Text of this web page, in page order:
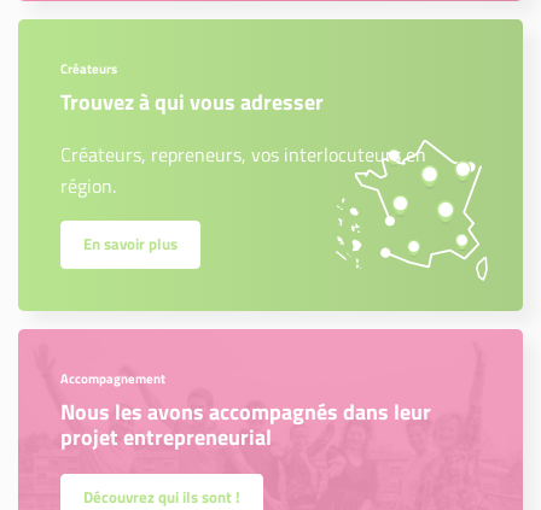
Créateurs
Trouvez à qui vous adresser
Créateurs, repreneurs, vos interlocuteurs en
région.
En savoir plus
Accompagnement
Nous les avons accompagnés dans leur
projet entrepreneurial
Découvrez qui ils sont !